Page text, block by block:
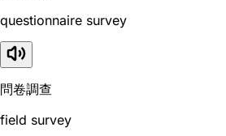
questionnaire survey
問卷調查
field survey